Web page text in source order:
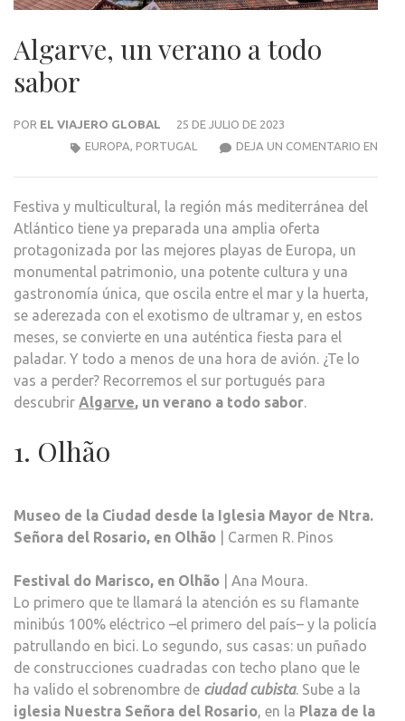
Algarve, un verano a todo
sabor
POR EL VIAJERO GLOBAL
25 DE JULIO DE 2023
DEJA UN COMENTARIO EN
EUROPA, PORTUGAL
Festiva y multicultural, la región más mediterránea del
Atlántico tiene ya preparada una amplia oferta
protagonizada por las mejores playas de Europa, un
monumental patrimonio, una potente cultura y una
gastronomía única, que oscila entre el mar y la huerta,
se aderezada con el exotismo de ultramar y, en estos
meses, se convierte en una auténtica fiesta para el
paladar. Y todo a menos de una hora de avión. ¿Te lo
vas a perder? Recorremos el sur portugués para
descubrir Algarve, un verano a todo sabor.
1. Olhão
Museo de la Ciudad desde la Iglesia Mayor de Ntra.
Señora del Rosario, en Olhão | Carmen R. Pinos
Festival do Marisco, en Olhão | Ana Moura.
Lo primero que te llamará la atención es su flamante
minibús 100% eléctrico –el primero del país– y la policía
patrullando en bici. Lo segundo, sus casas: un puñado
de construcciones cuadradas con techo plano que le
ha valido el sobrenombre de ciudad cubista. Sube a la
iglesia Nuestra Señora del Rosario, en la Plaza de la